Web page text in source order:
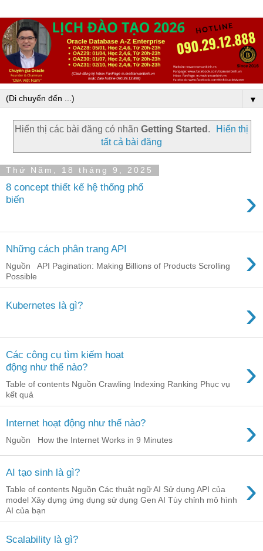
▼
Hiển thị các bài đăng có nhãn Getting Started .
Hiển thị
tất cả bài đăng
Thứ Năm, 18 tháng 9, 2025
8 concept thiết kế hệ thống phổ
biến
›
Những cách phân trang API ›
Nguồn API Pagination: Making Billions of Products Scrolling
Possible
Kubernetes là gì? ›
Các công cụ tìm kiếm hoạt
động như thế nào?
›
Table of contents Nguồn Crawling Indexing Ranking Phục vụ
kết quả
Internet hoạt động như thế nào? ›
Nguồn How the Internet Works in 9 Minutes
AI tạo sinh là gì? ›
Table of contents Nguồn Các thuật ngữ AI Sử dụng API của
model Xây dựng ứng dụng sử dụng Gen AI Tùy chỉnh mô hình
AI của bạn
Scalability là gì?